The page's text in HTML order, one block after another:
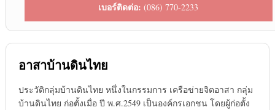
เบอร์ติดต่อ: (086) 770-2233
อาสาบ้านดินไทย
ประวัติกลุ่มบ้านดินไทย หนึ่งในกรรมการ เครือข่ายจิตอาสา กลุ่ม
บ้านดินไทย ก่อตั้งเมื่อ ปี พ.ศ.2549 เป็นองค์กรเอกชน โดยผู้ก่อตั้ง